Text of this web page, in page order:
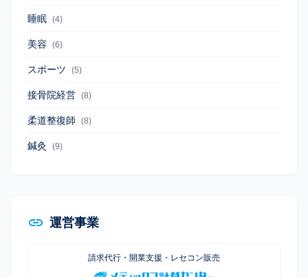
睡眠 (4)
美容 (6)
スポーツ (5)
接骨院経営 (8)
柔道整復師 (8)
鍼灸 (9)
運営事業
請求代行・開業支援・レセコン販売